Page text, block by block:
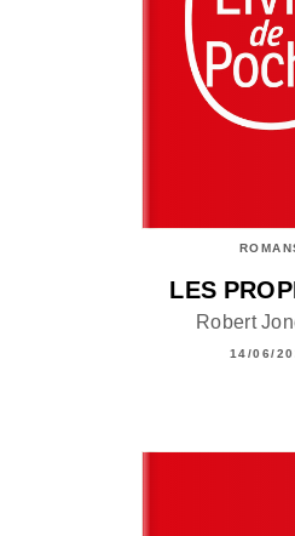
LES
Robert
14/06/